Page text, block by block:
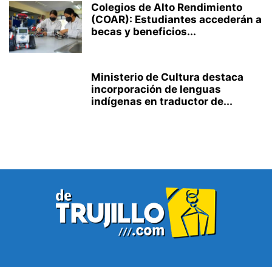
Colegios de Alto Rendimiento
(COAR): Estudiantes accederán a
becas y beneficios...
Ministerio de Cultura destaca
incorporación de lenguas
indígenas en traductor de...